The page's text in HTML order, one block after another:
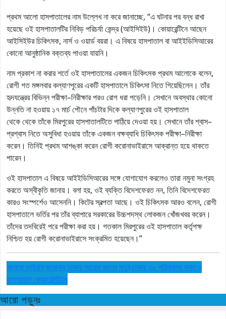
প্রথম আলো হাসপাতালের নাম উল্লেখ না করে জানাচ্ছে, “এ ঘটনার পর বন্ধ রাখা
হয়েছে ওই হাসপাতালটির নিবিড় পরিচর্যা কেন্দ্র (আইসিইউ)। কোয়ারেন্টিনে আছেন
আইসিইউর চিকিৎসক, নার্স ও ওয়ার্ড বয়রা। এ বিষয়ে হাসপাতাল বা আইইডিসিআরের
কোনো আনুষ্ঠানিক বক্তব্য পাওয়া যায়নি।
নাম প্রকাশ না করার শর্তে ওই হাসপাতালের একজন চিকিৎসক প্রথম আলোকে বলেন,
রোগী গত মঙ্গলবার কল্যাণপুরের একটি হাসপাতালে চিকিৎসা নিতে গিয়েছিলেন। তাঁর
হৃদযন্ত্রের বিভিন্ন পরীক্ষা–নিরীক্ষার পরও রোগ ধরা পড়েনি। সেখানে অবস্থার কোনো
উন্নতি না হওয়ায় ১৭ মার্চ পৌনে পাঁচটার দিকে কল্যাণপুরের ওই হাসপাতাল
থেকে থেকে তাঁকে মিরপুরের হাসপাতালটিতে পাঠিয়ে দেওয়া হয়। সেখানে তাঁর শ্বাস–
প্রশ্বাস নিতে অসুবিধা হওয়ায় তাঁকে একজন বক্ষব্যাধি চিকিৎসক পরীক্ষা–নিরীক্ষা
করেন। তিনিই প্রথম আশঙ্কা করেন রোগী করোনাভাইরাসে আক্রান্ত হয়ে থাকতে
পারেন।
ওই হাসপাতাল এ বিষয়ে আইইডিসিআরের সঙ্গে যোগাযোগ করলেও তারা নমুনা সংগ্রহ
করতে অস্বীকৃতি জানায়। বলা হয়, ওই ব্যক্তি বিদেশফেরত নন, তিনি বিদেশফেরত
কারও সংস্পর্শেও আসেননি। কিটের স্বল্পতা আছে। ওই চিকিৎসক আরও বলেন, রোগী
হাসপাতালে ভর্তির পর তাঁর ব্যাপারে সরকারের উচ্চপদস্থ লোকজন খোঁজখবর করেন।
তাঁদের তদবিরেই পরে পরীক্ষা করা হয়। গতকাল মিরপুরের ওই হাসপাতাল কর্তৃপক্ষ
নিশ্চিত হয় রোগী করোনাভাইরাসে সংক্রমিত হয়েছেন।”
করোনা ভাইরাসকরোনায় ঢাকায় আরেক জনের মৃত্যুঢাকায় ৩০ পরিবারসহ ভবন ও
হাসপাতাল কোয়ারেন্টাইনে
আরো পড়ুনঃ